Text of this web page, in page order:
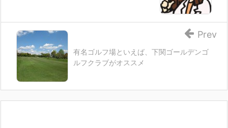
有名ゴルフ場といえば、下関ゴールデンゴ
ルフクラブがオススメ
Prev